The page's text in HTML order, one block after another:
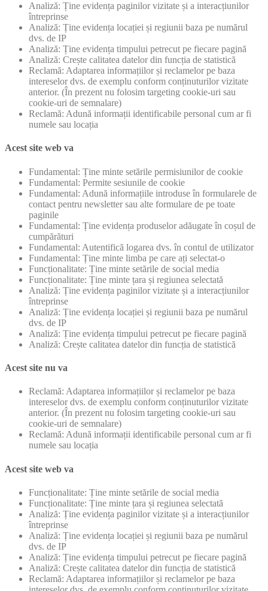
Analiză: Ține evidența paginilor vizitate și a interacțiunilor
întreprinse
Analiză: Ține evidența locației și regiunii baza pe numărul
dvs. de IP
Analiză: Ține evidența timpului petrecut pe fiecare pagină
Analiză: Crește calitatea datelor din funcția de statistică
Reclamă: Adaptarea informațiilor și reclamelor pe baza
intereselor dvs. de exemplu conform conținuturilor vizitate
anterior. (În prezent nu folosim targeting cookie-uri sau
cookie-uri de semnalare)
Reclamă: Adună informații identificabile personal cum ar fi
numele sau locația
Acest site web va
Fundamental: Ține minte setările permisiunilor de cookie
Fundamental: Permite sesiunile de cookie
Fundamental: Adună informațiile introduse în formularele de
contact pentru newsletter sau alte formulare de pe toate
paginile
Fundamental: Ține evidența produselor adăugate în coșul de
cumpărături
Fundamental: Autentifică logarea dvs. în contul de utilizator
Fundamental: Ține minte limba pe care ați selectat-o
Funcționalitate: Ține minte setările de social media
Funcționalitate: Ține minte țara și regiunea selectată
Analiză: Ține evidența paginilor vizitate și a interacțiunilor
întreprinse
Analiză: Ține evidența locației și regiunii baza pe numărul
dvs. de IP
Analiză: Ține evidența timpului petrecut pe fiecare pagină
Analiză: Crește calitatea datelor din funcția de statistică
Acest site nu va
Reclamă: Adaptarea informațiilor și reclamelor pe baza
intereselor dvs. de exemplu conform conținuturilor vizitate
anterior. (În prezent nu folosim targeting cookie-uri sau
cookie-uri de semnalare)
Reclamă: Adună informații identificabile personal cum ar fi
numele sau locația
Acest site web va
Funcționalitate: Ține minte setările de social media
Funcționalitate: Ține minte țara și regiunea selectată
Analiză: Ține evidența paginilor vizitate și a interacțiunilor
întreprinse
Analiză: Ține evidența locației și regiunii baza pe numărul
dvs. de IP
Analiză: Ține evidența timpului petrecut pe fiecare pagină
Analiză: Crește calitatea datelor din funcția de statistică
Reclamă: Adaptarea informațiilor și reclamelor pe baza